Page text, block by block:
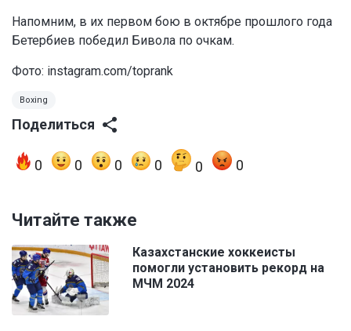
Напомним, в их первом бою в октябре прошлого года
Бетербиев победил Бивола по очкам.
Фото: instagram.com/toprank
Boxing
Поделиться
0 0 0 0 0 0
Читайте также
Казахстанские хоккеисты
помогли установить рекорд на
МЧМ 2024